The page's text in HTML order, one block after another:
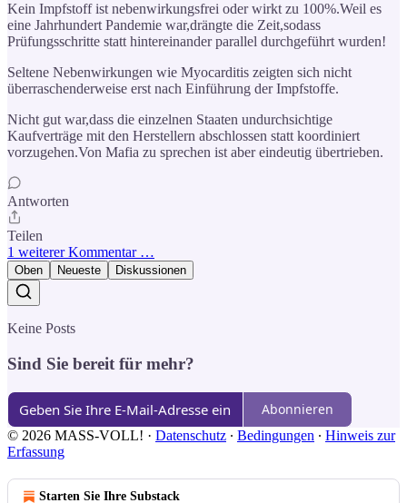
Kein Impfstoff ist nebenwirkungsfrei oder wirkt zu 100%.Weil es
eine Jahrhundert Pandemie war,drängte die Zeit,sodass
Prüfungsschritte statt hintereinander parallel durchgeführt wurden!
Seltene Nebenwirkungen wie Myocarditis zeigten sich nicht
überraschenderweise erst nach Einführung der Impfstoffe.
Nicht gut war,dass die einzelnen Staaten undurchsichtige
Kaufverträge mit den Herstellern abschlossen statt koordiniert
vorzugehen.Von Mafia zu sprechen ist aber eindeutig übertrieben.
Antworten
Teilen
1 weiterer Kommentar …
Oben Neueste Diskussionen
Keine Posts
Sind Sie bereit für mehr?
Abonnieren
© 2026 MASS-VOLL! · Datenschutz ∙ Bedingungen ∙ Hinweis zur
Erfassung
Starten Sie Ihre Substack